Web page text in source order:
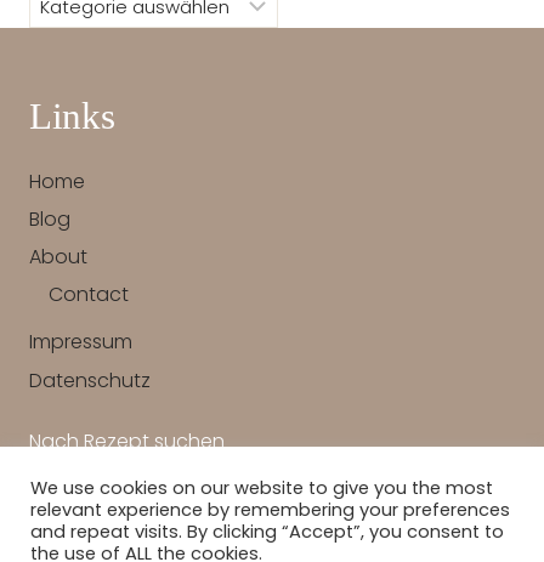
Links
Home
Blog
About
Contact
Impressum
Datenschutz
Nach Rezept suchen
SUCHEN
We use cookies on our website to give you the most
relevant experience by remembering your preferences
and repeat visits. By clicking “Accept”, you consent to
the use of ALL the cookies.